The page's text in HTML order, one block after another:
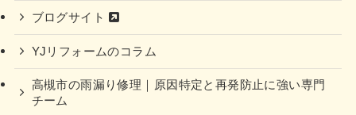
ブログサイト
YJリフォームのコラム
高槻市の雨漏り修理｜原因特定と再発防止に強い専門
チーム